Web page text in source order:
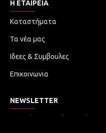
Η ΕΤΑΙΡΕΙΑ
Καταστήματα
Τα νέα μας
Ιδεες & Συμβουλες
Επικοινωνια
NEWSLETTER